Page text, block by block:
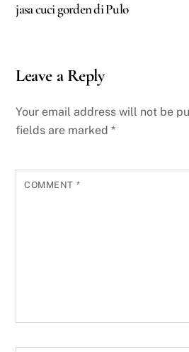
jasa cuci gorden di Pulo
Leave a Reply
Your email address will not be
fields are marked*
COMMENT *